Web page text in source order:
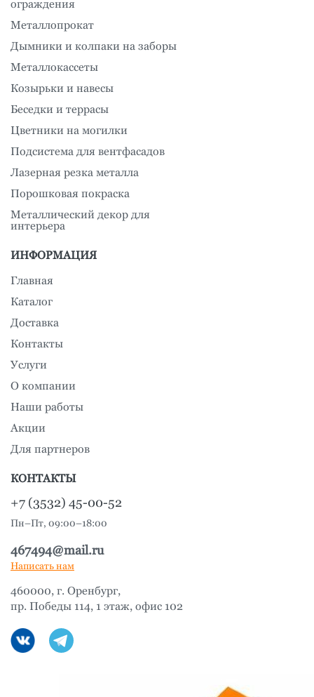
ограждения
Металлопрокат
Дымники и колпаки на заборы
Металлокассеты
Козырьки и навесы
Беседки и террасы
Цветники на могилки
Подсистема для вентфасадов
Лазерная резка металла
Порошковая покраска
Металлический декор для
интерьера
ИНФОРМАЦИЯ
Главная
Каталог
Доставка
Контакты
Услуги
О компании
Наши работы
Акции
Для партнеров
КОНТАКТЫ
+7 (3532) 45-00-52
Пн–Пт, 09:00–18:00
467494@mail.ru
Написать нам
460000, г. Оренбург,
пр. Победы 114, 1 этаж, офис 102